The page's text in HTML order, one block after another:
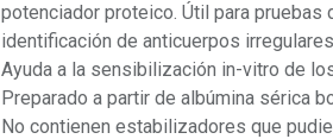
potenciador proteico. Útil para pruebas
identificación de anticuerpos
Ayuda a la sensibilización in-vitro de
Preparado a partir de albúmina sérica
No contienen estabilizadores que